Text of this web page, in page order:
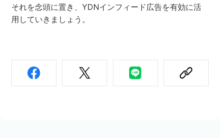
それを念頭に置き、YDNインフィード広告を有効に活
用していきましょう。